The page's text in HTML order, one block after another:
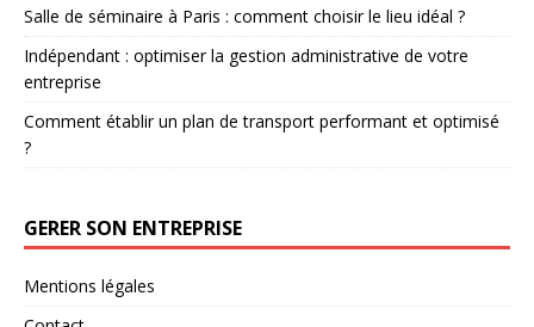
Salle de séminaire à Paris : comment choisir le lieu idéal ?
Indépendant : optimiser la gestion administrative de votre
entreprise
Comment établir un plan de transport performant et optimisé
?
GERER SON ENTREPRISE
Mentions légales